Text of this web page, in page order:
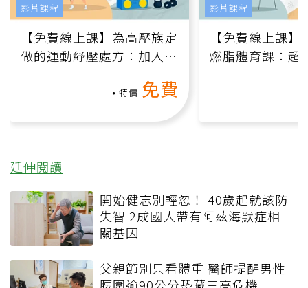
【免費線上課】為高壓族定
做的運動紓壓處方：加入行
特價 免費
影片課程
【免費線上課
燃脂體育課：超
影片課程
延伸閱讀
開始健忘別輕忽！ 40歲起就該防
失智 2成國人帶有阿茲海默症相
關基因
父親節別只看體重 醫師提醒男性